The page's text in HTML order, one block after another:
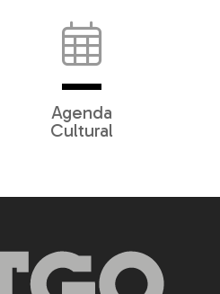
Agenda
Cultural